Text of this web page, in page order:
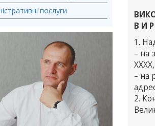
послуги
В И
1.
– на
– на
2.